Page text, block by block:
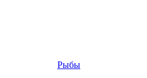
Рыбы